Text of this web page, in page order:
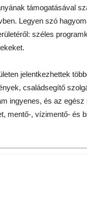
támogatásával
Legyen szó
széles
jelentkezhettek
családsegítő
ingyenes, és az
mentő-, vízimentő- és